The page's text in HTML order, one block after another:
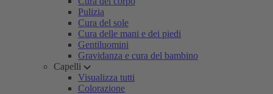
Pulizia
Cura del sole
Cura delle mani e dei piedi
Gentiluomini
Gravidanza e cura del bambino
Capelli
Visualizza tutti
Colorazione